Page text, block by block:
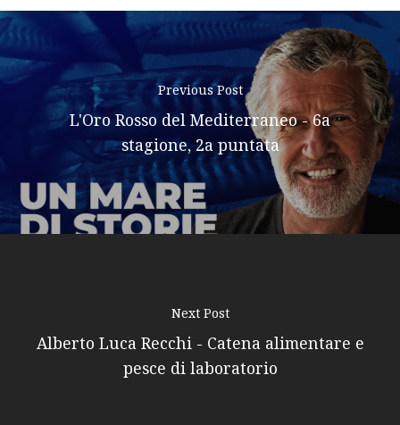
Previous Post
L'Oro Rosso del Mediterraneo - 6a
stagione, 2a puntata
Next Post
Alberto Luca Recchi - Catena alimentare e
pesce di laboratorio